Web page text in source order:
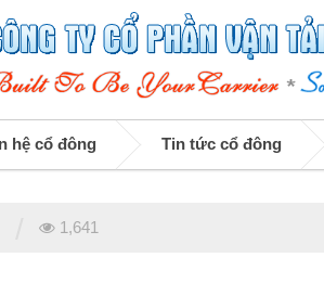
hệ cổ đông Tin tức cổ đông
1,641